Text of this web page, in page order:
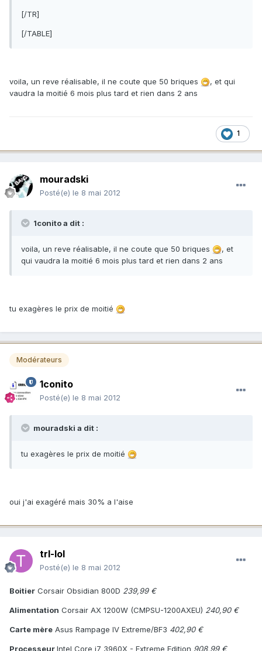
[/TR]
[/TABLE]
voila, un reve réalisable, il ne coute que 50 briques
, et qui
vaudra la moitié 6 mois plus tard et rien dans 2 ans
1
mouradski
Posté(e) le 8 mai 2012
1conito a dit :
voila, un reve réalisable, il ne coute que 50 briques
, et
qui vaudra la moitié 6 mois plus tard et rien dans 2 ans
tu exagères le prix de moitié
Modérateurs
1conito
Posté(e) le 8 mai 2012
mouradski a dit :
tu exagères le prix de moitié
oui j'ai exagéré mais 30% a l'aise
trl-lol
Posté(e) le 8 mai 2012
Boitier Corsair Obsidian 800D 239,99 €
Alimentation Corsair AX 1200W (CMPSU-1200AXEU) 240,90 €
Carte mère Asus Rampage IV Extreme/BF3 402,90 €
ProcesseurIntel Core i7 3960X - Extreme Edition 908,99 €